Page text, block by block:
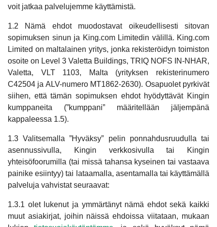
voit jatkaa palvelujemme käyttämistä.
1.2 Nämä ehdot muodostavat oikeudellisesti sitovan
sopimuksen sinun ja King.com Limitedin välillä. King.com
Limited on maltalainen yritys, jonka rekisteröidyn toimiston
osoite on Level 3 Valetta Buildings, TRIQ NOFS IN-NHAR,
Valetta, VLT 1103, Malta (yrityksen rekisterinumero
C42504 ja ALV-numero MT1862-2630). Osapuolet pyrkivät
siihen, että tämän sopimuksen ehdot hyödyttävät Kingin
kumppaneita (”kumppani” määritellään jäljempänä
kappaleessa 1.5).
1.3 Valitsemalla ”Hyväksy” pelin ponnahdusruudulla tai
asennussivulla, Kingin verkkosivulla tai Kingin
yhteisöfoorumilla (tai missä tahansa kyseinen tai vastaava
painike esiintyy) tai lataamalla, asentamalla tai käyttämällä
palveluja vahvistat seuraavat:
1.3.1 olet lukenut ja ymmärtänyt nämä ehdot sekä kaikki
muut asiakirjat, joihin näissä ehdoissa viitataan, mukaan